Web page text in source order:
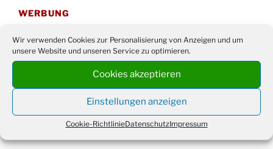
Wir verwenden Cookies zur Personalisierung von Anzeigen und um
unsere Website und unseren Service zu optimieren.
Cookies akzeptieren
Einstellungen anzeigen
Cookie-RichtlinieDatenschutzImpressum
WERBUNG